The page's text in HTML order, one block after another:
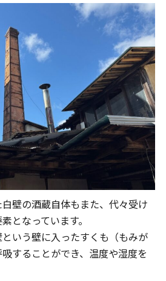
壁の酒蔵自体もまた、代々受け
となっています。
いう壁に入ったすくも（もみが
することができ、温度や湿度を